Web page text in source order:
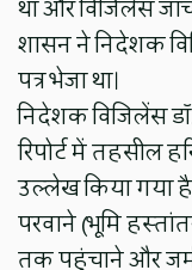
था और विजिलेंस
शासन ने निदेशक
पत्र भेजा था।
निदेशक विजिलेंस
रिपोर्ट में तहसील
उल्लेख किया गया
परवाने (भूमि
तक पहुंचाने और